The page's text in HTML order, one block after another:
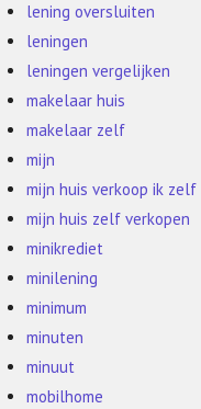
lening oversluiten
leningen
leningen vergelijken
makelaar huis
makelaar zelf
mijn
mijn huis verkoop ik zelf
mijn huis zelf verkopen
minikrediet
minilening
minimum
minuten
minuut
mobilhome